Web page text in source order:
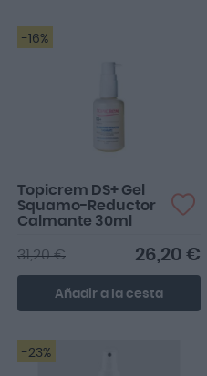
-16%
Topicrem DS+ Gel
Squamo-Reductor
Calmante 30ml
26,20 €
31,20 €
Añadir a la cesta
-23%